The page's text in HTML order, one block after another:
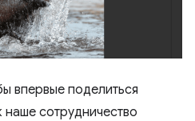
впервые поделиться
сотрудничество